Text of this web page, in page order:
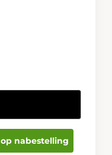
nabestelling